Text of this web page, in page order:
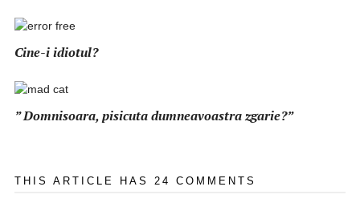
Cine-i idiotul?
” Domnisoara, pisicuta dumneavoastra zgarie?”
THIS ARTICLE HAS 24 COMMENTS